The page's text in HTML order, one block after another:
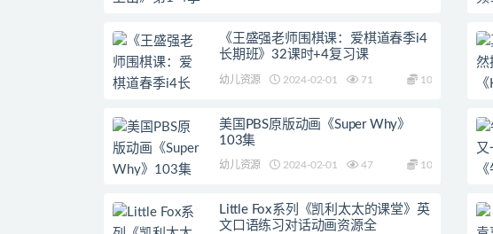
《王盛强老师围棋课：爱棋道春季i4
长期班》32课时+4复习课
幼儿资源 2024-02-01 71 10
美国PBS原版动画《Super Why》
103集
幼儿资源 2024-02-01 47 10
Little Fox系列《凯利太太的课堂》英
文口语练习对话动画资源全